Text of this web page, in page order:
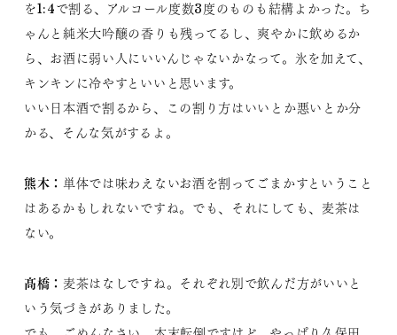
を1:4で割る、アルコール度数3度のものも結構よかった。ち
ゃんと純米大吟醸の香りも残ってるし、爽やかに飲めるか
ら、お酒に弱い人にいいんじゃないかなって。氷を加えて、
キンキンに冷やすといいと思います。
いい日本酒で割るから、この割り方はいいとか悪いとか分
かる、そんな気がするよ。
熊木：​ 単体では味わえないお酒を割ってごまかすということ
はあるかもしれないですね。でも、それにしても、麦茶は
ない。
髙橋： 麦茶はなしですね。それぞれ別で飲んだ方がいいと
いう気づきがありました。